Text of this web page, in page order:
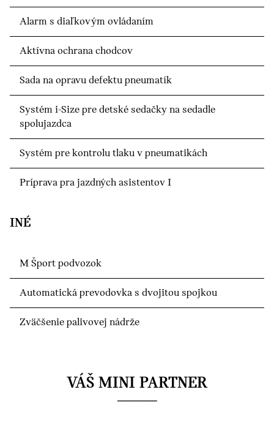
Alarm s diaľkovým ovládaním
Aktívna ochrana chodcov
Sada na opravu defektu pneumatík
Systém i-Size pre detské sedačky na sedadle
spolujazdca
Systém pre kontrolu tlaku v pneumatikách
Príprava pra jazdných asistentov I
INÉ
M Šport podvozok
Automatická prevodovka s dvojitou spojkou
Zväčšenie palivovej nádrže
VÁŠ MINI PARTNER